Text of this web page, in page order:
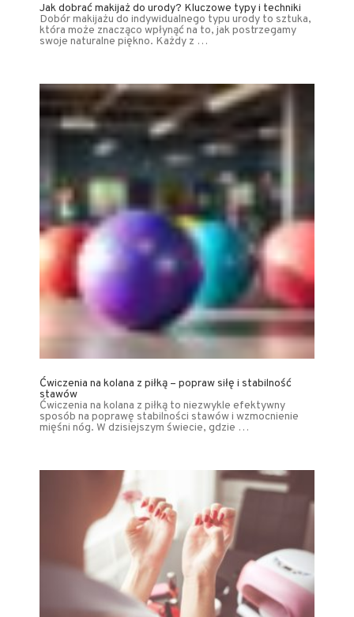
Jak dobrać makijaż do urody? Kluczowe typy i techniki
Dobór makijażu do indywidualnego typu urody to sztuka,
która może znacząco wpłynąć na to, jak postrzegamy
swoje naturalne piękno. Każdy z …
Ćwiczenia na kolana z piłką – popraw siłę i stabilność
stawów
Ćwiczenia na kolana z piłką to niezwykle efektywny
sposób na poprawę stabilności stawów i wzmocnienie
mięśni nóg. W dzisiejszym świecie, gdzie …